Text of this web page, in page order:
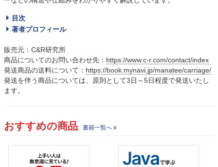
目次
著者プロフィール
販売元：C&R研究所
商品についてのお問い合わせ先： https://www.c-r.com/contact/index
発送商品の送料について： https://book.mynavi.jp/manatee/carriage/
発送を伴う商品については、原則として3日～5日程度で発送いたし
ます。
おすすめの商品 書籍一覧へ